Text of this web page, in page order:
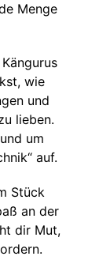
Menge
wie
und
lieben.
um
auf.
Stück
an der
dir Mut,